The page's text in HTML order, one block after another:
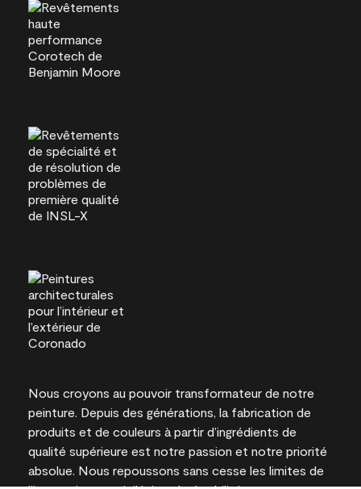
Nous croyons au pouvoir transformateur de notre
peinture. Depuis des générations, la fabrication de
produits et de couleurs à partir d’ingrédients de
qualité supérieure est notre passion et notre priorité
absolue. Nous repoussons sans cesse les limites de